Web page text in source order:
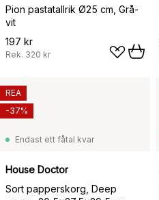
Pion pastatallrik Ø25 cm, Grå-
vit
197 kr
Rek. 320 kr
Endast ett fåtal kvar
House Doctor
Sort papperskorg, Deep
REA
-37%